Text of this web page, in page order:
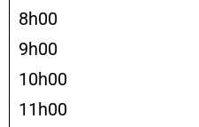
8h00
9h00
10h00
11h00